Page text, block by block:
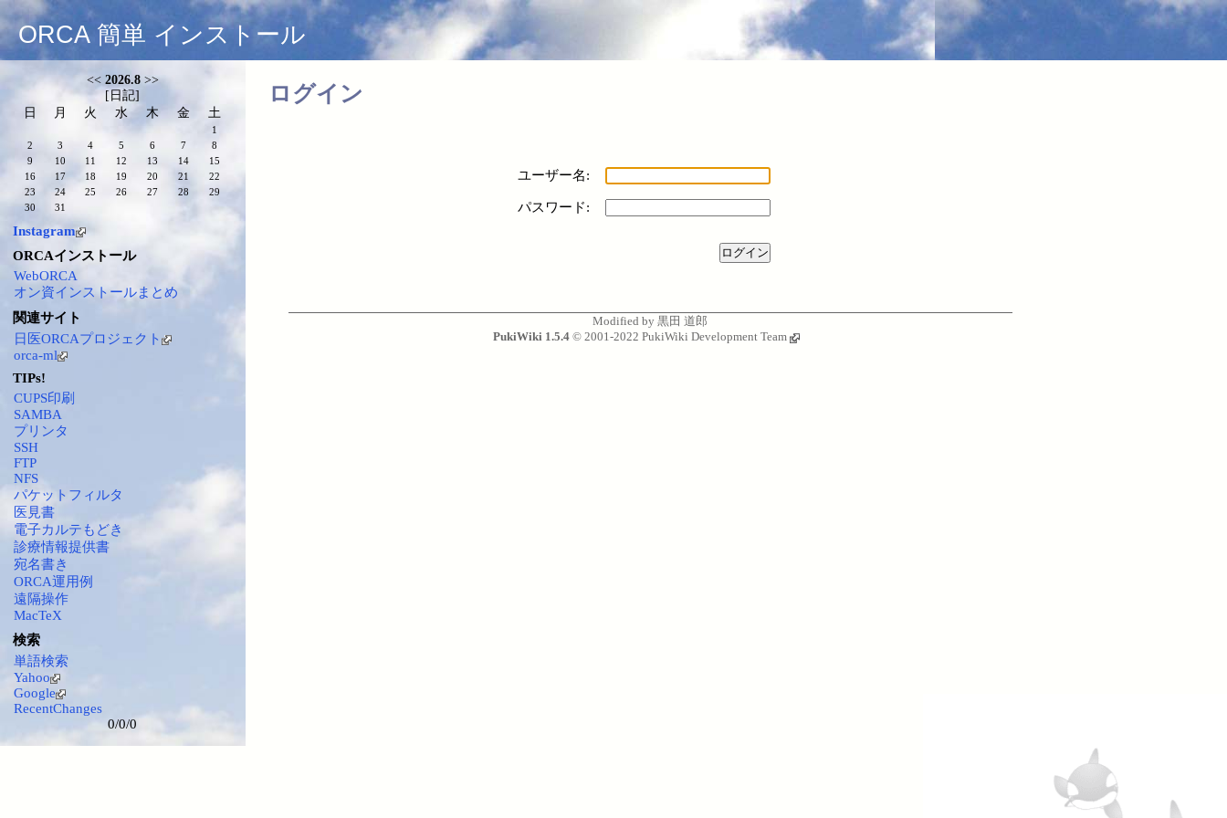
ORCA 簡単 インストール
ログイン
ユーザー名:
パスワード:
<< 2026.8 >>
[ 日記]
日
月 火 水 木 金 土
1
2
3 4 5 6 7
8
9
10 11 12 13 14
15
16
17 18 19 20 21
22
23
24 25 26 27 28
29
30
31
Instagram
ORCAインストール
WebORCA
オン資インストールまとめ
関連サイト
日医ORCAプロジェクト
orca-ml
TIPs!
CUPS印刷
SAMBA
プリンタ
SSH
FTP
NFS
パケットフィルタ
医見書
電子カルテもどき
診療情報提供書
宛名書き
ORCA運用例
遠隔操作
MacTeX
検索
単語検索
Yahoo
Google
RecentChanges
0/0/0
Modified by黒田 道郎
PukiWiki 1.5.4 © 2001-2022PukiWiki Development Team